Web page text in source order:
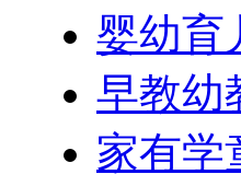
婴幼育
早教幼
家有学